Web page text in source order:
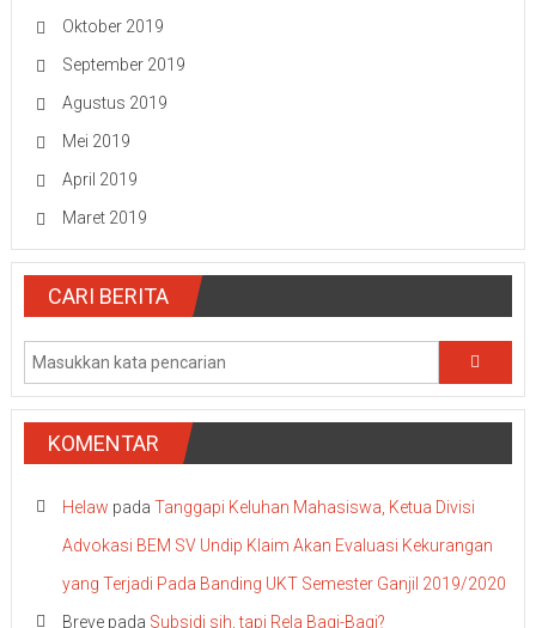
Oktober 2019
September 2019
Agustus 2019
Mei 2019
April 2019
Maret 2019
CARI BERITA
KOMENTAR
Helaw pada Tanggapi Keluhan Mahasiswa, Ketua Divisi
Advokasi BEM SV Undip Klaim Akan Evaluasi Kekurangan
yang Terjadi Pada Banding UKT Semester Ganjil 2019/2020
Brevepada Subsidi sih, tapi Rela Bagi-Bagi?